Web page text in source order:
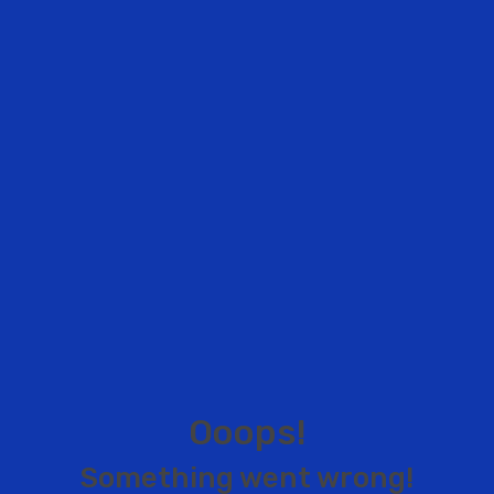
Ooops!
Something went wrong!